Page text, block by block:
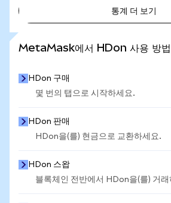
통계 더 보기
MetaMask에서 HDon 사용 방법
HDon 구매
몇 번의 탭으로 시작하세요.
HDon 판매
HDon을(를) 현금으로 교환하세요.
HDon 스왑
블록체인 전반에서 HDon을(를) 거래